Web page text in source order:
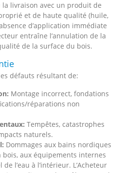
la livraison avec un produit de
et de haute qualité (huile,
d’application immédiate
entraîne l’annulation de la
de la surface du bois.
défauts résultant de:
Montage incorrect, fondations
réparations non
Tempêtes, catastrophes
naturels.
Dommages aux bains nordiques
aux équipements internes
l’eau à l’intérieur. L’Acheteur